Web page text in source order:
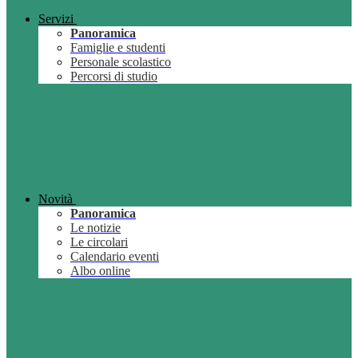
Servizi
Panoramica
Famiglie e studenti
Personale scolastico
Percorsi di studio
Novità
Panoramica
Le notizie
Le circolari
Calendario eventi
Albo online